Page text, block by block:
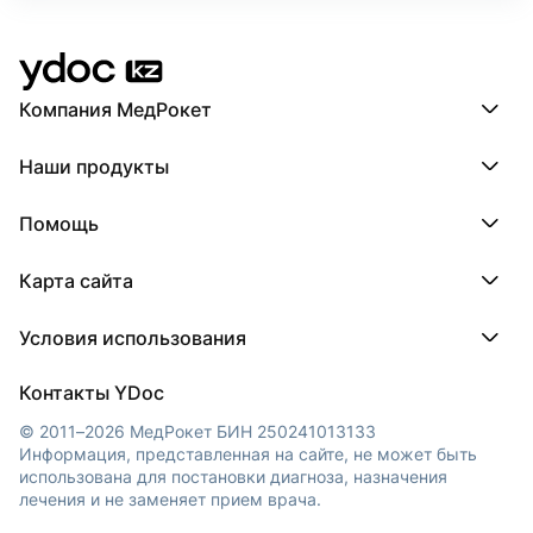
Компания МедРокет
О YDoc
Наши продукты
ПроТаблетки
МедТочка
Помощь
Регистрация врача
Карта сайта
Регионы
Клиники
Условия использования
Обработка персональных данных
Контакты YDoc
© 2011–2026 МедРокет БИН 250241013133
Информация, представленная на сайте, не может быть
использована для постановки диагноза, назначения
лечения и не заменяет прием врача.